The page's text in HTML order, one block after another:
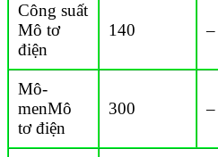
Công suất
Mô tơ
điện
140 –
Mô-
menMô
tơ điện
300 –